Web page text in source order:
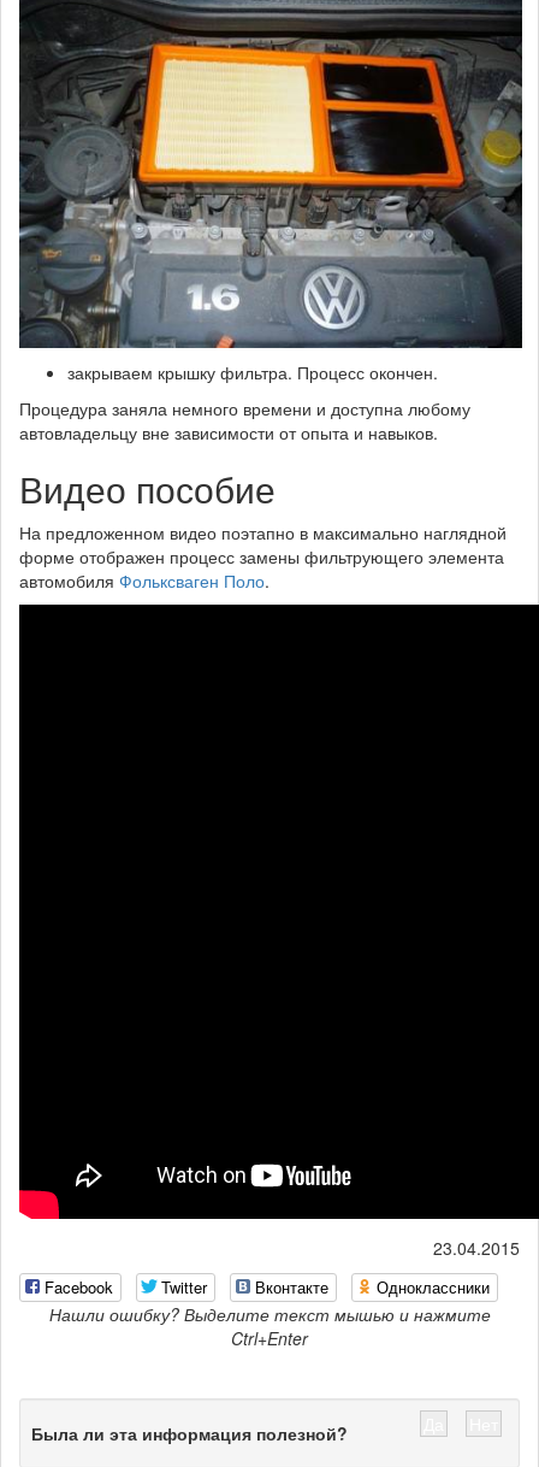
закрываем крышку фильтра. Процесс окончен.
Процедура заняла немного времени и доступна любому
автовладельцу вне зависимости от опыта и навыков.
Видео пособие
На предложенном видео поэтапно в максимально наглядной
форме отображен процесс замены фильтрующего элемента
автомобиля Фольксваген Поло.
23.04.2015
Facebook Twitter Вконтакте Одноклассники
Нашли ошибку? Выделите текст мышью и нажмите
Ctrl+Enter
Была ли эта информация полезной?